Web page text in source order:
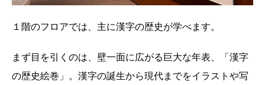
１階のフロアでは、主に漢字の歴史が学べます。
まず目を引くのは、壁一面に広がる巨大な年表、「漢字
の歴史絵巻」。漢字の誕生から現代までをイラストや写